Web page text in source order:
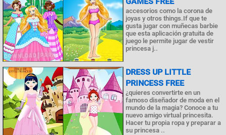
accesorios como la corona de
joyas y otros things.If que te
gusta jugar con muñecas barbie
que esta aplicación gratuita de
juego le permite jugar de vestir
princesa j..
DRESS UP LITTLE
PRINCESS FREE
¿quieres convertirte en un
famoso diseñador de moda en el
mundo de la magia? Conoce a tu
nuevo amigo virtual princesita.
Hacer tu propia ropa y preparar a
su princesa ..